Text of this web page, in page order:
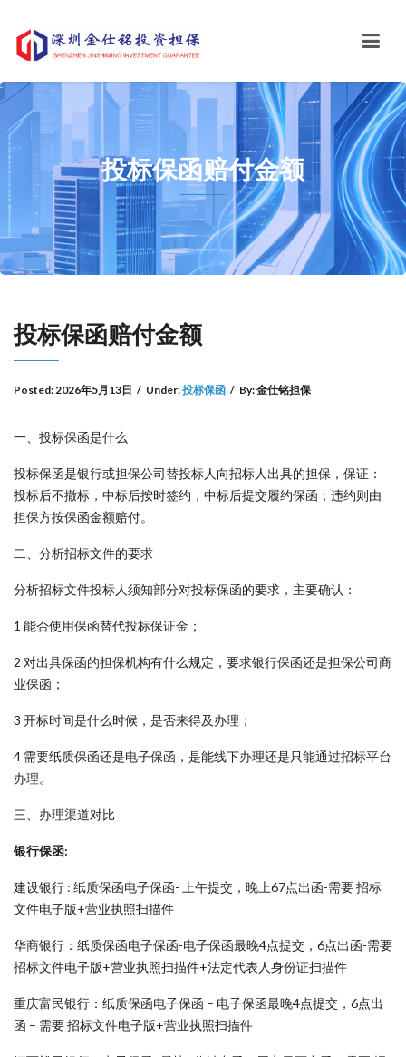
投标保函赔付金额
投标保函赔付金额
Posted:2026年5月13日 / Under:投标保函 / By:金仕铭担保
一、投标保函是什么
投标保函是银行或担保公司替投标人向招标人出具的担保，保证：
投标后不撤标，中标后按时签约，中标后提交履约保函；违约则由
担保方按保函金额赔付。
二、分析招标文件的要求
分析招标文件投标人须知部分对投标保函的要求，主要确认：
1 能否使用保函替代投标保证金；
2 对出具保函的担保机构有什么规定，要求银行保函还是担保公司商
业保函；
3 开标时间是什么时候，是否来得及办理；
4 需要纸质保函还是电子保函，是能线下办理还是只能通过招标平台
办理。
三、办理渠道对比
银行保函:
建设银行 : 纸质保函电子保函- 上午提交，晚上67点出函-需要 招标
文件电子版+营业执照扫描件
华商银行：纸质保函电子保函-电子保函最晚4点提交，6点出函-需要
招标文件电子版+营业执照扫描件+法定代表人身份证扫描件
重庆富民银行：纸质保函电子保函 – 电子保函最晚4点提交，6点出
函 – 需要 招标文件电子版+营业执照扫描件